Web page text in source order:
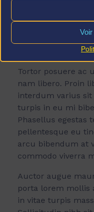
e
a
t
i
o
dolor. Urna
sed odio.
in. Venenatis cras
sagittis. Nunc
Tortor posuere ac
nam libero. Proin
interdum varius
turpis in eu mi
Phasellus
pellentesque eu
arcu bibendum at
commodo viverra
Auctor augue
porta lorem mollis
in vitae turpis